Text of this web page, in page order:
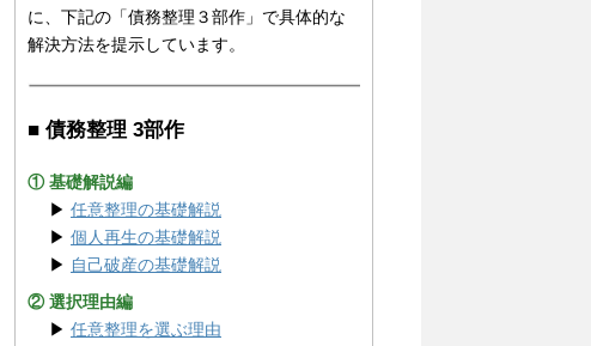
に、下記の「債務整理３部作」で具体的な
解決方法を提示しています。
■ 債務整理 3部作
① 基礎解説編
▶ 任意整理の基礎解説
▶ 個人再生の基礎解説
▶ 自己破産の基礎解説
② 選択理由編
▶ 任意整理を選ぶ理由